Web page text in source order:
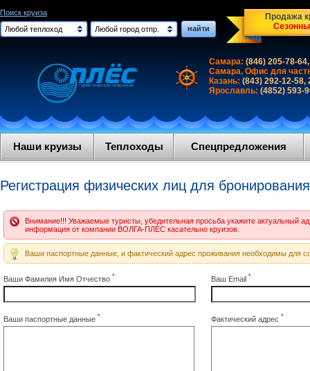
Поиск круиза
Любой теплоход
Любой город отпр. найти
Продажа
Самара: (846) 205-78-
Самара. Офис для
Казань: (843) 292-12-58,
Ярославль: (4852) 593-
Наши круизы Теплоходы Спецпредложения
Регистрация физических лиц для бронирования
Внимание!!! Уважаемые туристы, убедительная просьба укажите актуальный
информация от компании ВОЛГА-ПЛЁС касательно круизов.
Ваши паспортные данные, и фактический адрес проживания необходимы для
Ваши Фамилия Имя Отчество * Ваш Email *
Ваши паспортные данные * Фактический адрес *